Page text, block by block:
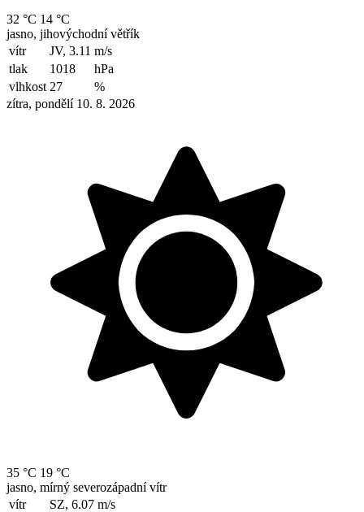
32 °C 14 °C
jasno, jihovýchodní větřík
vítr
JV, 3.11 m/s
tlak
1018
hPa
vlhkost 27
%
zítra, pondělí 10. 8. 2026
35 °C 19 °C
jasno, mírný severozápadní vítr
vítr
SZ, 6.07 m/s